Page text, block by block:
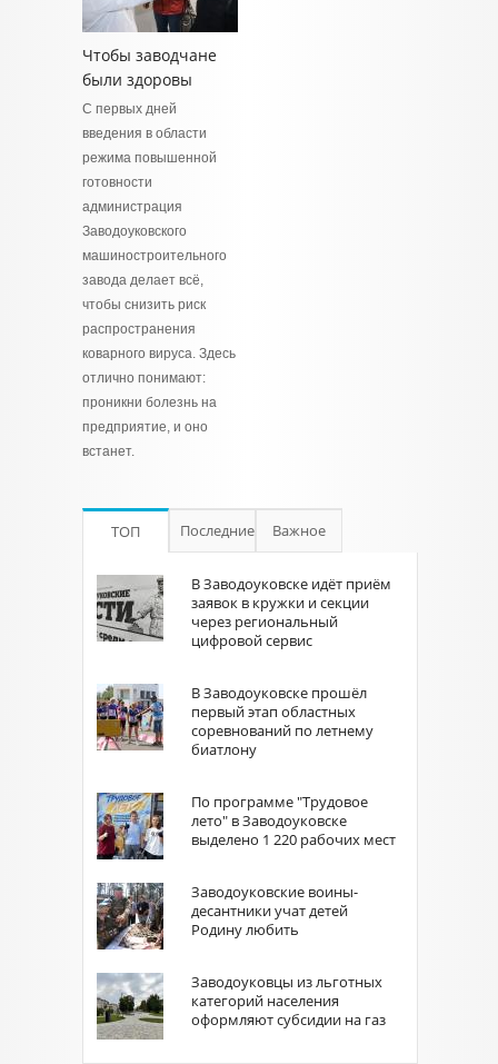
Чтобы заводчане
были здоровы
С первых дней
введения в области
режима повышенной
готовности
администрация
Заводоуковского
машиностроительного
завода делает всё,
чтобы снизить риск
распространения
коварного вируса. Здесь
отлично понимают:
проникни болезнь на
предприятие, и оно
встанет.
ТОП Последние Важное
В Заводоуковске идёт приём
заявок в кружки и секции
через региональный
цифровой сервис
В Заводоуковске прошёл
первый этап областных
соревнований по летнему
биатлону
По программе "Трудовое
лето" в Заводоуковске
выделено 1 220 рабочих мест
Заводоуковские воины-
десантники учат детей
Родину любить
Заводоуковцы из льготных
категорий населения
оформляют субсидии на газ